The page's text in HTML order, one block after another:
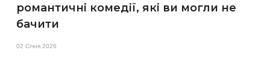
романтичні комедії, які ви могли не
бачити
02 Січня 2026